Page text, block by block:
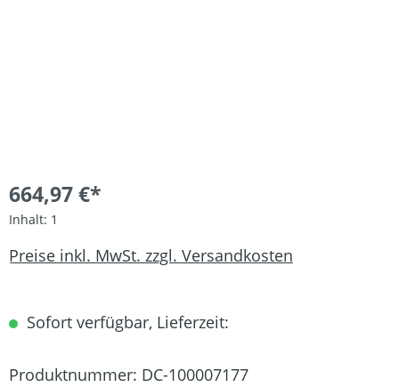
664,97 €*
Inhalt: 1
Preise inkl. MwSt. zzgl. Versandkosten
Sofort verfügbar, Lieferzeit:
Produktnummer: DC-100007177